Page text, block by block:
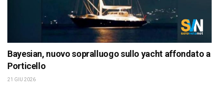
Bayesian, nuovo sopralluogo sullo yacht affondato a
Porticello
21 GIU 2026